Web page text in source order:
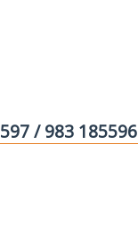
/ 983 185596